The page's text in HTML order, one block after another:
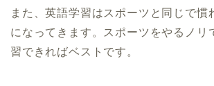
また、英語学習はスポーツと同じで慣
になってきます。スポーツをやるノリ
習できればベストです。